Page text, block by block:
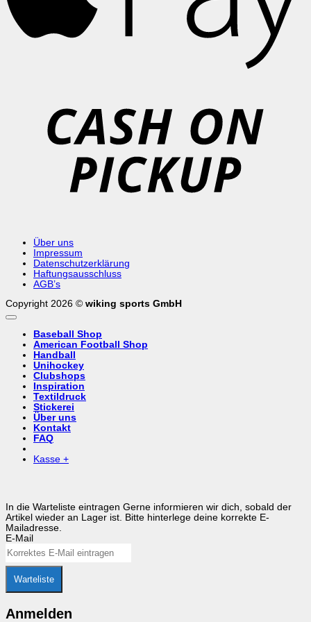
Über uns
Impressum
Datenschutzerklärung
Haftungsausschluss
AGB’s
Copyright 2026 © wiking sports GmbH
Baseball Shop
American Football Shop
Handball
Unihockey
Clubshops
Inspiration
Textildruck
Stickerei
Über uns
Kontakt
FAQ
Kasse +
In die Warteliste eintragen Gerne informieren wir dich, sobald der
Artikel wieder an Lager ist. Bitte hinterlege deine korrekte E-
Mailadresse.
E-Mail
Warteliste
Anmelden